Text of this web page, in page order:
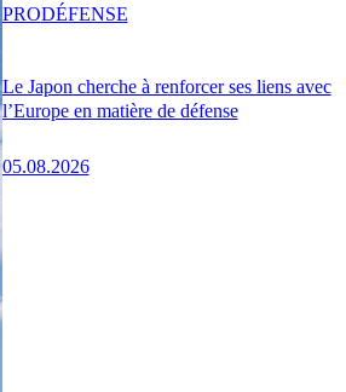
Le Japon cherche à renforcer ses liens avec
l’Europe en matière de défense
05.08.2026
PRODÉFENSE